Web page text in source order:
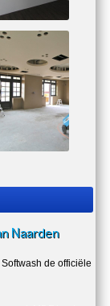
Naarden
de officiële